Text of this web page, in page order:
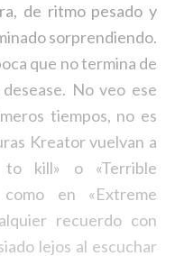
de ritmo pesado y
sorprendiendo.
que no termina de
No veo ese
tiempos, no es
Kreator vuelvan a
to kill» o «Terrible
en «Extreme
recuerdo con
lejos al escuchar